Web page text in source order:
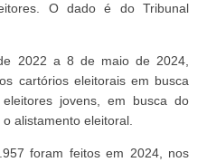
O dado é do Tribunal
2022 a 8 de maio de 2024,
cartórios eleitorais em busca
jovens, em busca do
alistamento eleitoral.
foram feitos em 2024, nos